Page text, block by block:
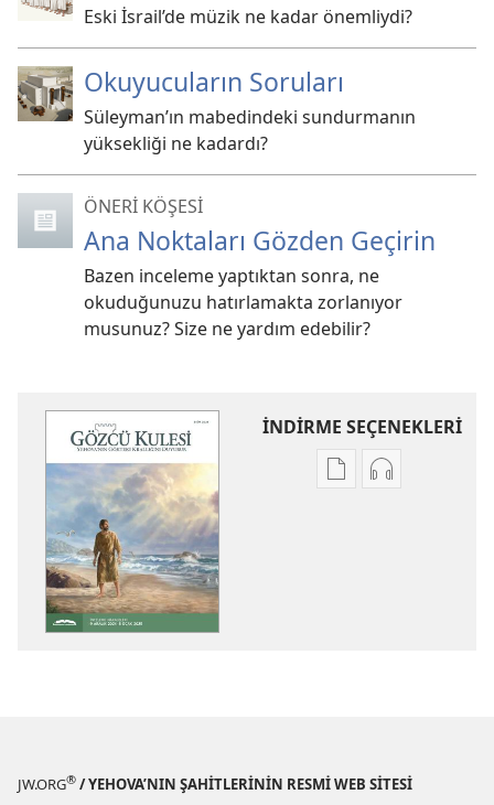
Eski İsrail’de müzik ne kadar önemliydi?
Okuyucuların Soruları
Süleyman’ın mabedindeki sundurmanın
yüksekliği ne kadardı?
ÖNERİ KÖŞESİ
Ana Noktaları Gözden Geçirin
Bazen inceleme yaptıktan sonra, ne
okuduğunuzu hatırlamakta zorlanıyor
musunuz? Size ne yardım edebilir?
İNDİRME SEÇENEKLERİ
DijitalSes
JW.ORG® / YEHOVA’NIN ŞAHİTLERİNİN RESMİ WEB SİTESİ